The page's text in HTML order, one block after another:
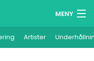
MENY
Artister